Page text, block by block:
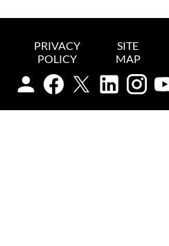
PRIVACY
POLICY
SITE
MAP